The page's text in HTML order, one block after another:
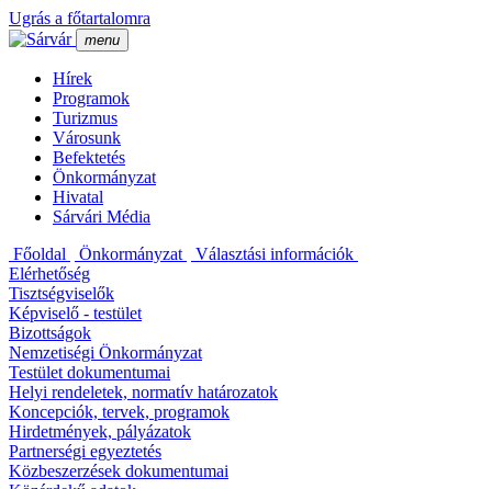
Ugrás a főtartalomra
menu
Hí­rek
Programok
Turizmus
Városunk
Befektetés
Önkormányzat
Hivatal
Sárvári Média
Főoldal
Önkormányzat
Választási információk
Elérhetőség
Tisztségviselők
Képviselő - testület
Bizottságok
Nemzetiségi Önkormányzat
Testület dokumentumai
Helyi rendeletek, normatí­v határozatok
Koncepciók, tervek, programok
Hirdetmények, pályázatok
Partnerségi egyeztetés
Közbeszerzések dokumentumai